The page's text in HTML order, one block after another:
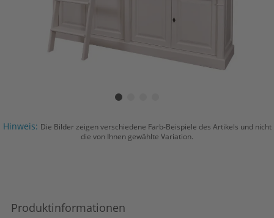
Hinweis: Die Bilder zeigen verschiedene Farb-Beispiele des Artikels und nicht
die von Ihnen gewählte Variation.
Produktinformationen